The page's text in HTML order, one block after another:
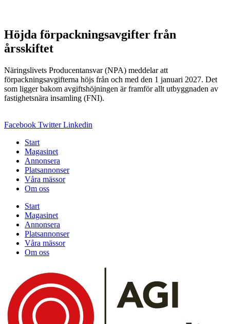
Höjda förpackningsavgifter från
årsskiftet
Näringslivets Producentansvar (NPA) meddelar att
förpackningsavgifterna höjs från och med den 1 januari 2027. Det
som ligger bakom avgiftshöjningen är framför allt utbyggnaden av
fastighetsnära insamling (FNI).
Facebook Twitter Linkedin
Start
Magasinet
Annonsera
Platsannonser
Våra mässor
Om oss
Start
Magasinet
Annonsera
Platsannonser
Våra mässor
Om oss